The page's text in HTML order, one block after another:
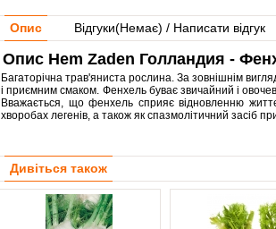
Опис Відгуки(Немає) / Написати відгук
Опис Hem Zaden Голландия -
Багаторічна трав'яниста рослина. За зовнішнім
і приємним смаком. Фенхель буває звичайний і
Вважається, що фенхель сприяє відновленню
хворобах легенів, а також як спазмолітичний засіб
Дивіться також